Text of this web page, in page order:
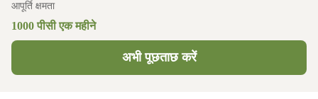
आपूर्ति क्षमता
1000 पीसी एक महीने
अभी पूछताछ करें